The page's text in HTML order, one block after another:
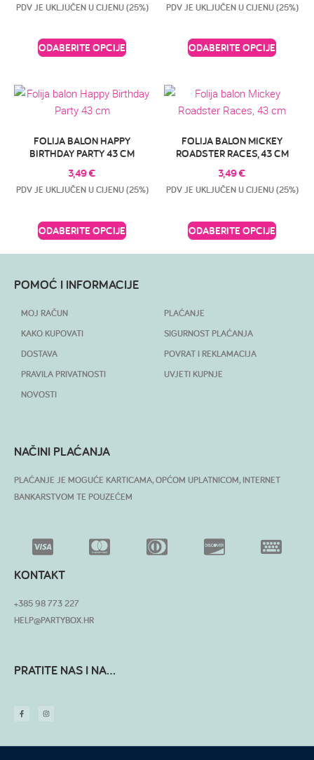
PDV JE UKLJUČEN U CIJENU (25%)
ODABERITE OPCIJE
PDV JE UKLJUČEN U CIJENU (25%)
ODABERITE OPCIJE
FOLIJA BALON HAPPY
BIRTHDAY PARTY 43 CM
3,49€
PDV JE UKLJUČEN U CIJENU (25%)
ODABERITE OPCIJE
FOLIJA BALON MICKEY
ROADSTER RACES, 43 CM
3,49€
PDV JE UKLJUČEN U CIJENU (25%)
ODABERITE OPCIJE
POMOĆ I INFORMACIJE
MOJ RAČUN
KAKO KUPOVATI
DOSTAVA
PRAVILA PRIVATNOSTI
NOVOSTI
PLAĆANJE
SIGURNOST PLAĆANJA
POVRAT I REKLAMACIJA
UVJETI KUPNJE
NAČINI PLAĆANJA
PLAĆANJE JE MOGUĆE KARTICAMA, OPĆOM UPLATNICOM, INTERNET
BANKARSTVOM TE POUZEĆEM
KONTAKT
+385 98 773 227
HELP@PARTYBOX.HR
PRATITE NAS I NA...